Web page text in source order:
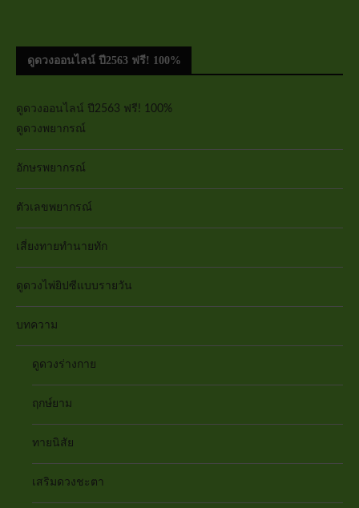
ดูดวงออนไลน์ ปี2563 ฟรี! 100%
ดูดวงออนไลน์ ปี2563 ฟรี! 100%
ดูดวงพยากรณ์
อักษรพยากรณ์
ตัวเลขพยากรณ์
เสี่ยงทายทำนายทัก
ดูดวงไพ่ยิปซีแบบรายวัน
บทความ
ดูดวงร่างกาย
ฤกษ์ยาม
ทายนิสัย
เสริมดวงชะตา